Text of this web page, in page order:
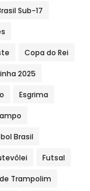
Sub-17
Copa do Rei
2025
Esgrima
Brasil
Futsal
Trampolim